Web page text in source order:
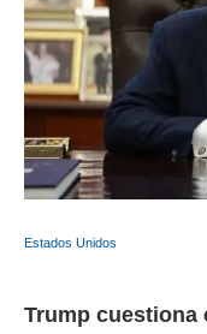
Estados Unidos
Trump cuestiona